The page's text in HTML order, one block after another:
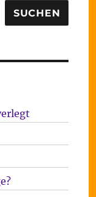
SUCHEN